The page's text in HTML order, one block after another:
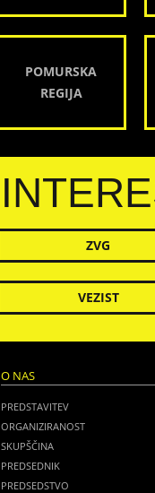
POMURSKA
REGIJA
ZVG
VEZIST
O NAS
PREDSTAVITEV
ORGANIZIRANOST
SKUPŠČINA
PREDSEDNIK
PREDSEDSTVO